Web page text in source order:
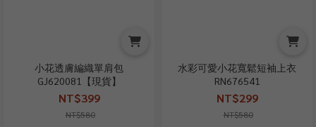
小花透膚編織單肩包
GJ620081【現貨】
NT$399
NT$580
水彩可愛小花寬鬆短袖上衣
RN676541
NT$299
NT$580